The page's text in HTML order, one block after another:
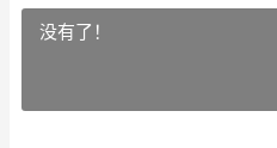
没有了！